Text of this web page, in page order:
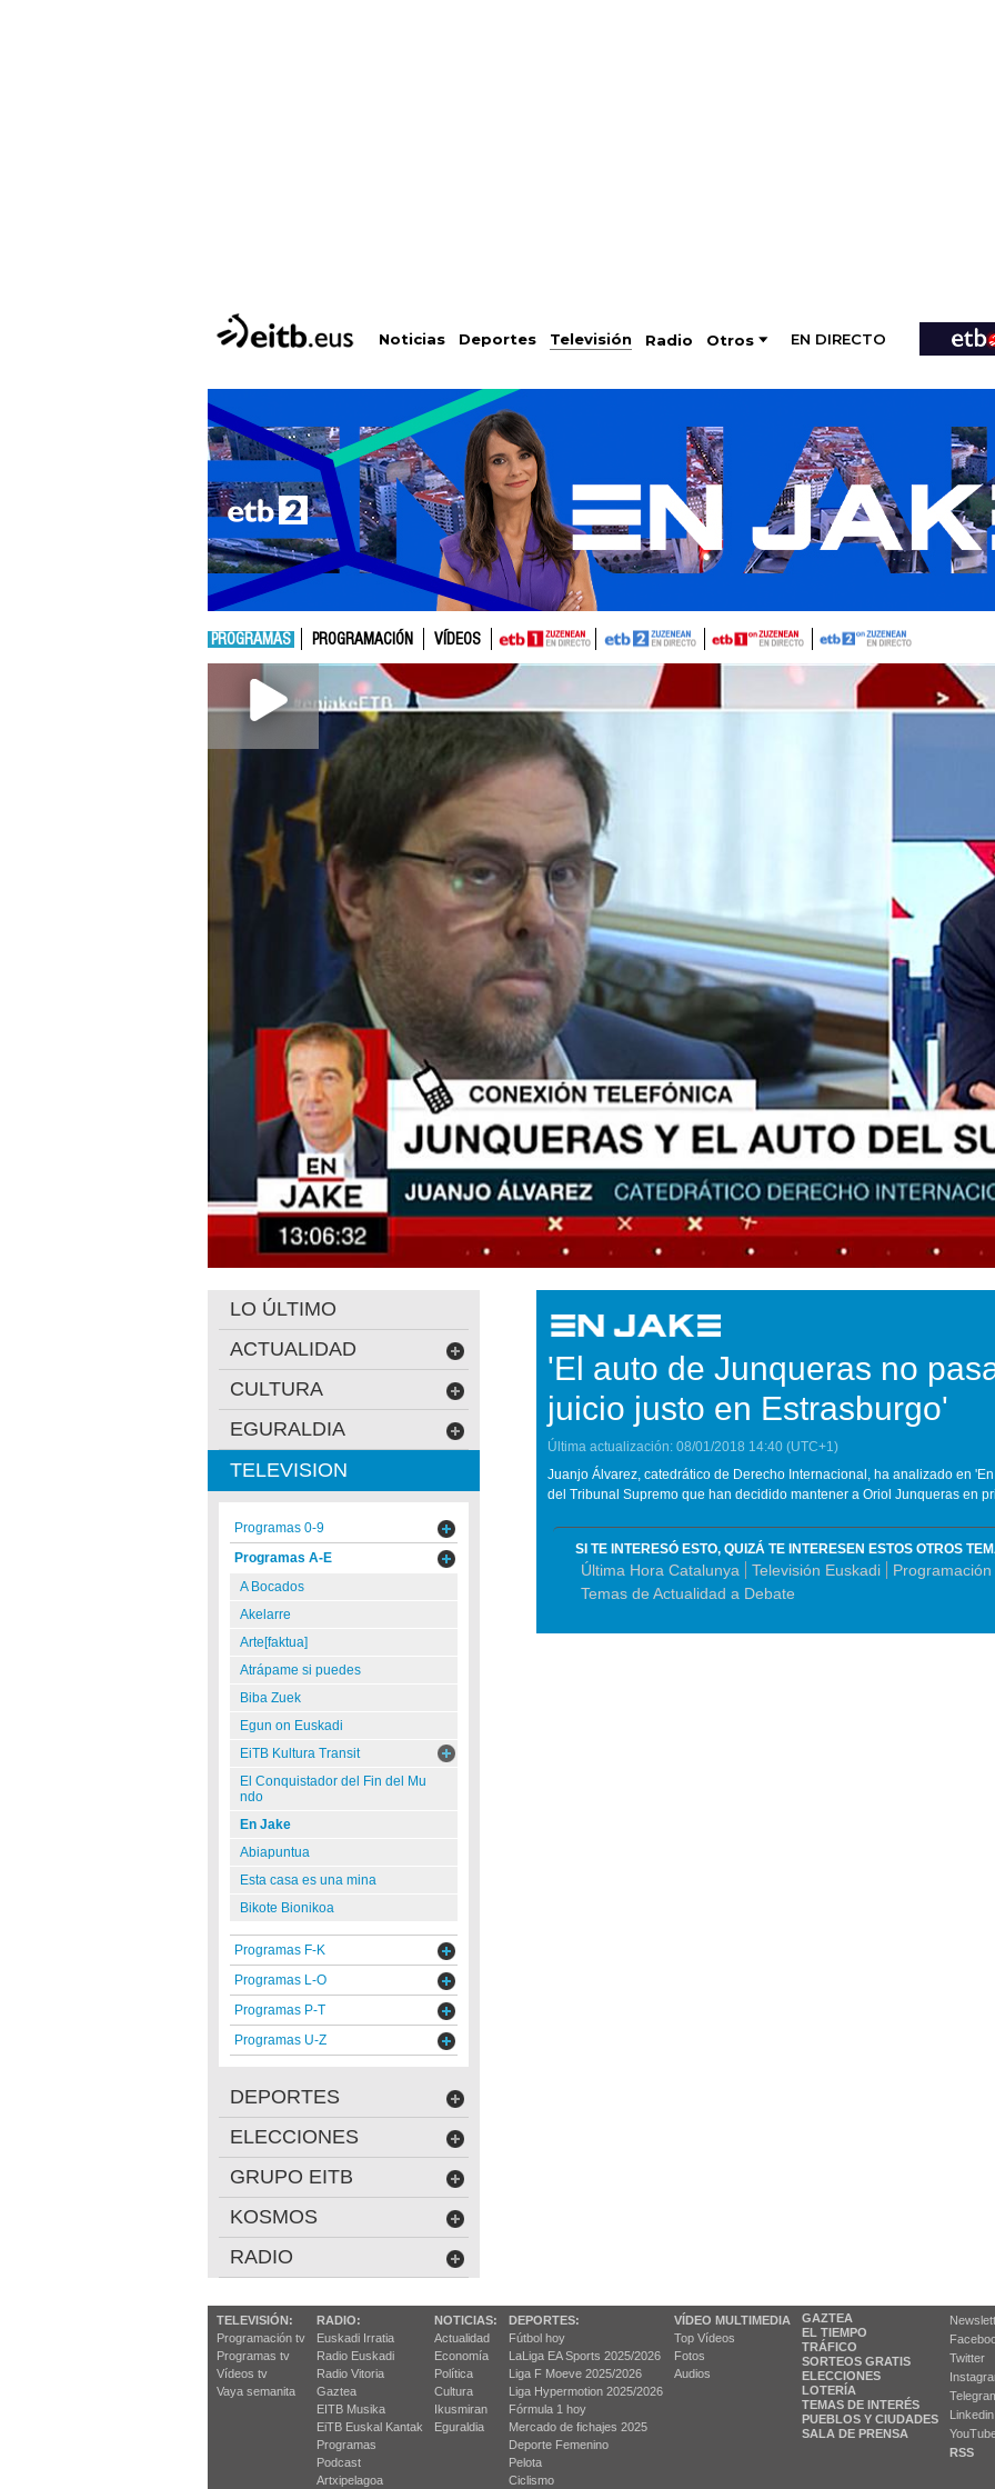
Noticias Deportes Televisión Radio Otros EN DIRECTO
PROGRAMAS PROGRAMACIÓN VÍDEOS
'El auto de Junqueras no
juicio justo en Estrasburgo'
Última actualización: 08/01/2018 14:40 (UTC+1)
Juanjo Álvarez, catedrático de Derecho Internacional, ha analizado en
del Tribunal Supremo que han decidido mantener a Oriol Junqueras en
SI TE INTERESÓ ESTO, QUIZÁ TE INTERESEN ESTOS OTROS
Última Hora Catalunya Televisión Euskadi
Programación
Temas de Actualidad a Debate
LO ÚLTIMO
ACTUALIDAD
CULTURA
EGURALDIA
TELEVISION
Programas 0-9
Programas A-E
A Bocados
Akelarre
Arte[faktua]
Atrápame si puedes
Biba Zuek
Egun on Euskadi
EiTB Kultura Transit
El Conquistador del Fin del Mu
ndo
En Jake
Abiapuntua
Esta casa es una mina
Bikote Bionikoa
Programas F-K
Programas L-O
Programas P-T
Programas U-Z
DEPORTES
ELECCIONES
GRUPO EITB
KOSMOS
RADIO
TELEVISIÓN:
Programación tv
Programas tv
Vídeos tv
Vaya semanita
RADIO:
Euskadi Irratia
Radio Euskadi
Radio Vitoria
Gaztea
EITB Musika
EiTB Euskal Kantak
Programas
Podcast
Artxipelagoa
NOTICIAS:
Actualidad
Economía
Política
Cultura
Ikusmiran
Eguraldia
DEPORTES:
Fútbol hoy
LaLiga EA Sports 2025/2026
Liga F Moeve 2025/2026
Liga Hypermotion 2025/2026
Fórmula 1 hoy
Mercado de fichajes 2025
Deporte Femenino
Pelota
Ciclismo
VÍDEO MULTIMEDIA
Top Vídeos
Fotos
Audios
GAZTEA
EL TIEMPO
TRÁFICO
SORTEOS GRATIS
ELECCIONES
LOTERÍA
TEMAS DE INTERÉS
PUEBLOS Y CIUDADES
SALA DE PRENSA
Twitter
Linkedin
RSS